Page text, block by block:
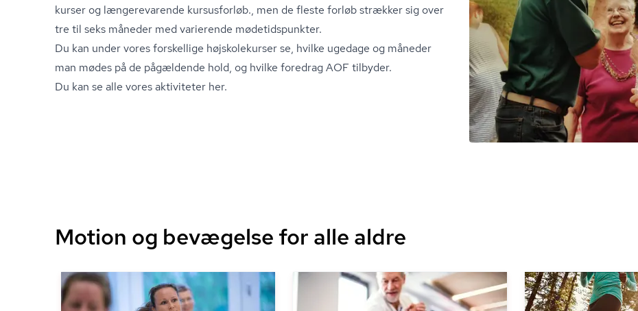
kurser og længerevarende kursusforløb., men de fleste forløb strækker sig over
tre til seks måneder med varierende mø­de­tids­punk­ter.
Du kan under vores forskellige højskolekurser se, hvilke ugedage og måneder
man mødes på de pågældende hold, og hvilke foredrag AOF tilbyder.
Du kan se alle vores aktiviteter her.
Motion og bevægelse for alle aldre